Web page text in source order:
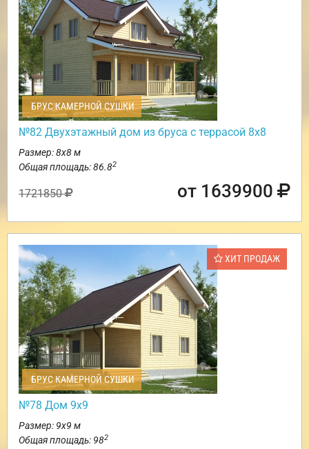
БРУС КАМЕРНОЙ СУШКИ
№82 Двухэтажный дом из бруса с террасой 8х8
Размер: 8х8 м
Общая площадь: 86.82
1721850 от 1639900
ХИТ ПРОДАЖ
БРУС КАМЕРНОЙ СУШКИ
№78 Дом 9х9
Размер: 9х9 м
Общая площадь: 982